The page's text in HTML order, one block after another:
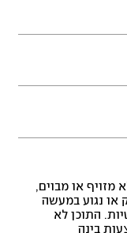
מזויף או מבוים,
או נגוע במעשה
התוכן לא
בינה